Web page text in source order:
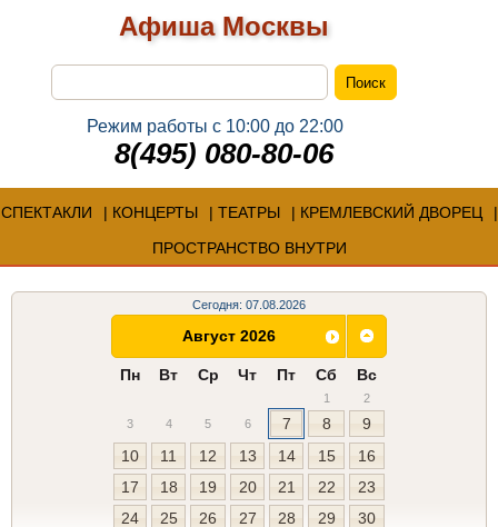
Афиша Москвы
Режим работы с 10:00 до 22:00
8(495) 080-80-06
СПЕКТАКЛИ КОНЦЕРТЫ ТЕАТРЫ
КРЕМЛЕВСКИЙ ДВОРЕЦ
ПРОСТРАНСТВО ВНУТРИ
Сегодня: 07.08.2026
Август 2026
Пн Вт Ср Чт Пт Сб Вс
1
2
3
4 5 6 7 8
9
10
11 12 13 14 15
16
17
18 19 20 21 22
23
24
25 26 27 28 29
30